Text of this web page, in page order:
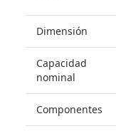
Dimensión
Capacidad
nominal
Componentes